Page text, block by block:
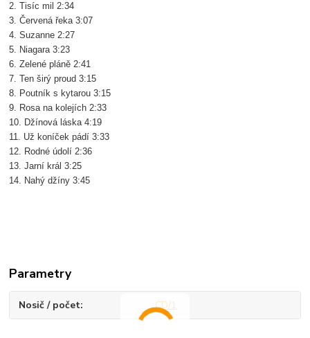
2. Tisíc mil 2:34
3. Červená řeka 3:07
4. Suzanne 2:27
5. Niagara 3:23
6. Zelené pláně 2:41
7. Ten širý proud 3:15
8. Poutník s kytarou 3:15
9. Rosa na kolejích 2:33
10. Džínová láska 4:19
11. Už koníček pádí 3:33
12. Rodné údolí 2:36
13. Jarní král 3:25
14. Nahý džíny 3:45
Parametry
Nosič / počet CD/1